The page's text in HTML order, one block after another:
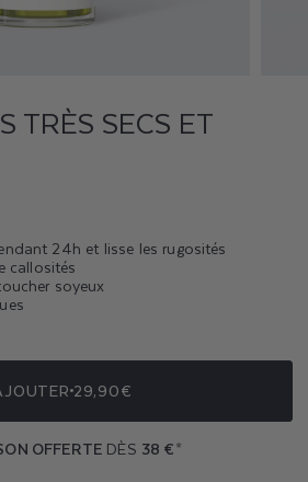
TRÈS SECS ET
24h et lisse les rugosités
callosités
soyeux
29,90€
OFFERTE DÈS 38 €*